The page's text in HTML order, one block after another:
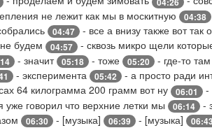
не лежит как мы в москитную 04:38
04:47 - все а внизу также вот так
будем 04:57 - сквозь микро щели
- значит 05:18 - тоже 05:20 - где-то
- эксперимента 05:42 - а просто ради
64 килограмма 200 грамм вот ну 06:01 -
уже говорил что верхние летки мы 06:14 -
06:30 - [музыка] 06:39 - [музыка] 06:43